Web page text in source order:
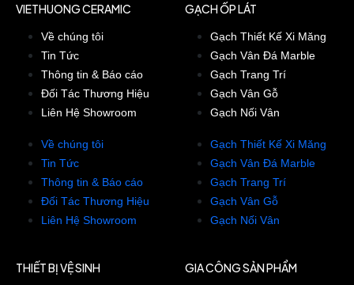
VIETHUONG CERAMIC
Về chúng tôi
Tin Tức
Thông tin & Báo cáo
Đối Tác Thương Hiệu
Liên Hệ Showroom
Về chúng tôi
Tin Tức
Thông tin & Báo cáo
Đối Tác Thương Hiệu
Liên Hệ Showroom
GẠCH ỐP LÁT
Gạch Thiết Kế Xi Măng
Gạch Vân Đá Marble
Gạch Trang Trí
Gạch Vân Gỗ
Gạch Nối Vân
Gạch Thiết Kế Xi Măng
Gạch Vân Đá Marble
Gạch Trang Trí
Gạch Vân Gỗ
Gạch Nối Vân
THIẾT BỊ VỆ SINH GIA CÔNG SẢN PHẨM